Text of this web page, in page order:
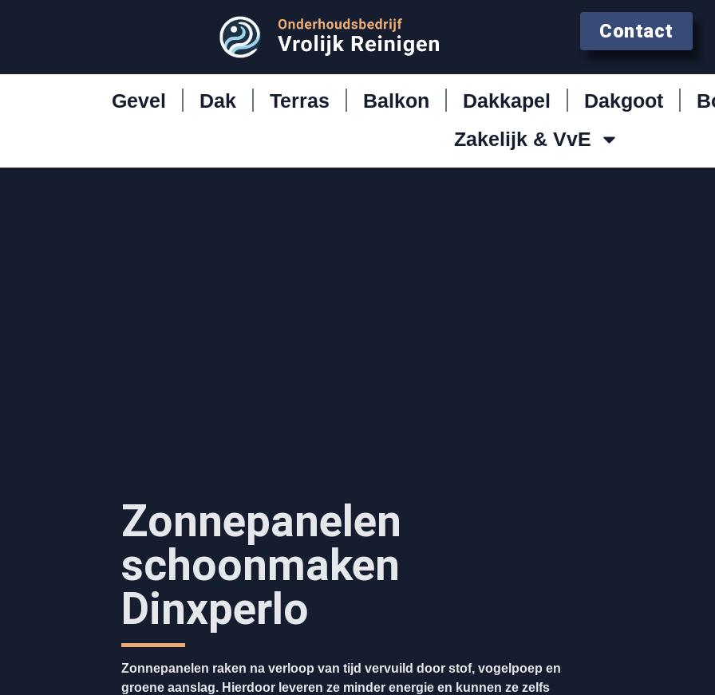
Contact
Gevel Dak Terras Balkon Dakkapel Dakgoot
Zakelijk & VvE
Zonnepanelen
schoonmaken
Dinxperlo
Zonnepanelen raken na verloop van tijd vervuild door stof, vogelpoep en
groene aanslag. Hierdoor leveren ze minder energie en kunnen ze zelfs